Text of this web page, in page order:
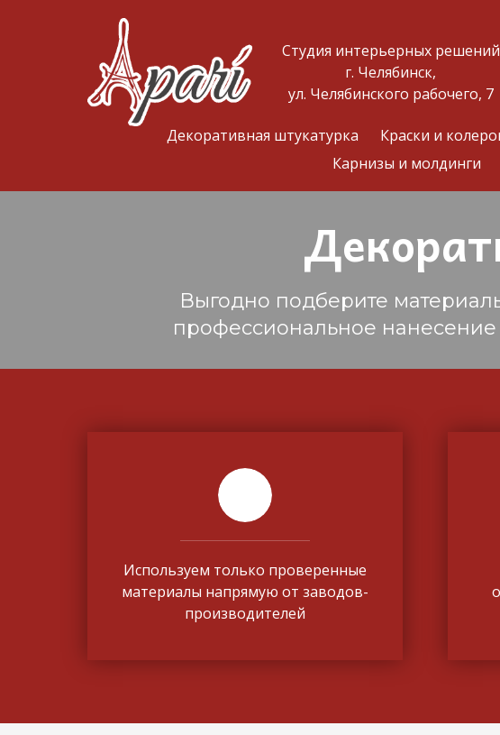
Студия интерьерных решений
г. Челябинск,
ул. Челябинского рабочего, 7
Декоративная штукатурка Краски и
Карнизы и молдинги
Выгодно подберите
профессиональное нанесение
Используем только проверенные
материалы напрямую от заводов-
производителей